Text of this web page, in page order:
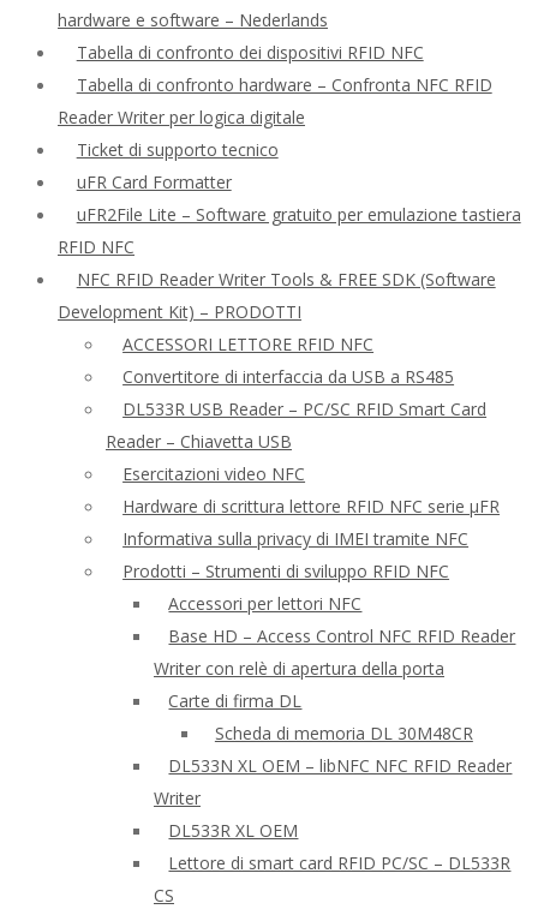
hardware e software – Nederlands
Tabella di confronto dei dispositivi RFID NFC
Tabella di confronto hardware – Confronta NFC RFID
Reader Writer per logica digitale
Ticket di supporto tecnico
uFR Card Formatter
uFR2File Lite – Software gratuito per emulazione tastiera
RFID NFC
NFC RFID Reader Writer Tools & FREE SDK (Software
Development Kit) – PRODOTTI
ACCESSORI LETTORE RFID NFC
Convertitore di interfaccia da USB a RS485
DL533R USB Reader – PC/SC RFID Smart Card
Reader – Chiavetta USB
Esercitazioni video NFC
Hardware di scrittura lettore RFID NFC serie μFR
Informativa sulla privacy di IMEI tramite NFC
Prodotti – Strumenti di sviluppo RFID NFC
Accessori per lettori NFC
Base HD – Access Control NFC RFID Reader
Writer con relè di apertura della porta
Carte di firma DL
Scheda di memoria DL 30M48CR
DL533N XL OEM – libNFC NFC RFID Reader
Writer
DL533R XL OEM
Lettore di smart card RFID PC/SC – DL533R
CS